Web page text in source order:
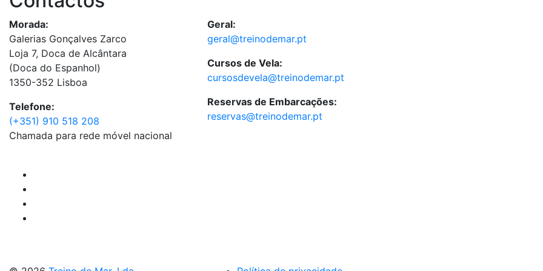
Morada:
Galerias Gonçalves Zarco
Loja 7, Doca de Alcântara
(Doca do Espanhol)
1350-352 Lisboa
Telefone:
(+351) 910 518 208
Chamada para rede móvel nacional
Geral:
geral@treinodemar.pt
Cursos de Vela:
cursosdevela@treinodemar.pt
Reservas de Embarcações:
reservas@treinodemar.pt